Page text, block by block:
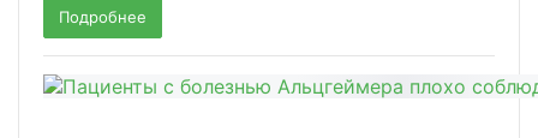
Подробнее